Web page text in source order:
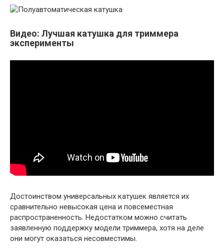
Видео: Лучшая катушка для триммера
эксперименты
Достоинством универсальных катушек является их
сравнительно невысокая цена и повсеместная
распространенность. Недостатком можно считать
заявленную поддержку модели триммера, хотя на деле
они могут оказаться несовместимы.